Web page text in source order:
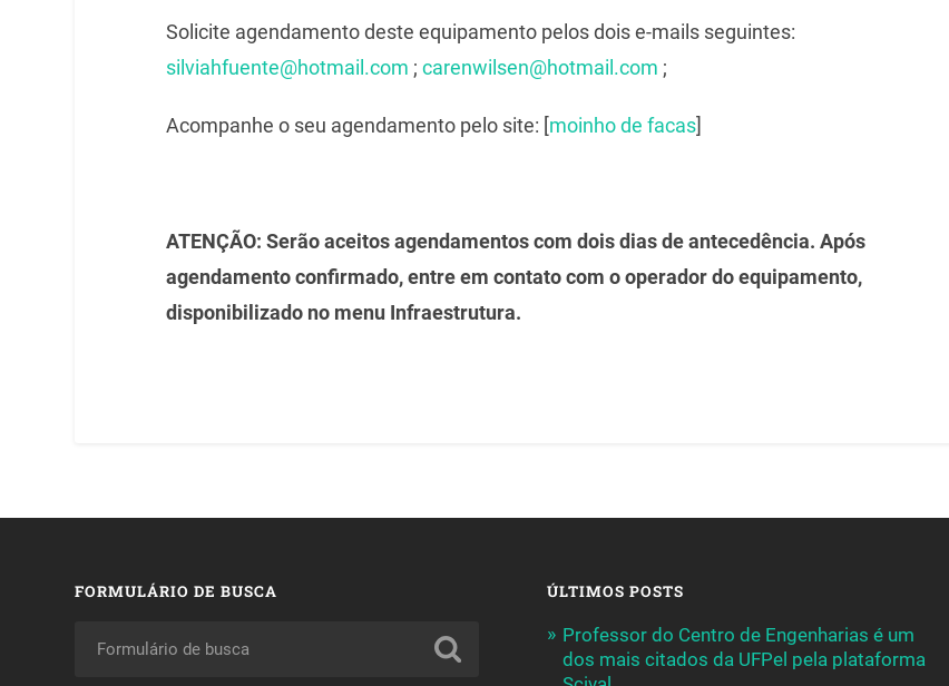
Solicite agendamento deste equipamento pelos dois e-mails seguintes:
silviahfuente@hotmail.com ; carenwilsen@hotmail.com ;
Acompanhe o seu agendamento pelo site: [moinho de facas]
ATENÇÃO: Serão aceitos agendamentos com dois dias de antecedência. Após
agendamento confirmado, entre em contato com o operador do equipamento,
disponibilizado no menu Infraestrutura.
FORMULÁRIO DE BUSCA ÚLTIMOS POSTS
Professor do Centro de Engenharias é um
dos mais citados da UFPel pela plataforma